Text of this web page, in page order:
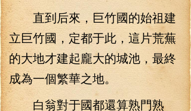
直到后來，巨竹國的始祖建
立巨竹國，定都于此，這片荒蕪
的大地才建起龐大的城池，最終
成為一個繁華之地。
白翁對于國都還算熟門熟